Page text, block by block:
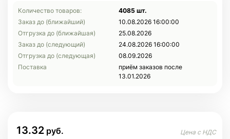
Количество товаров:
4085 шт.
Заказ до (ближайший)
10.08.2026 16:00:00
Отгрузка до (ближайшая)
25.08.2026
Заказ до (следующий)
24.08.2026 16:00:00
Отгрузка до (следующая)
08.09.2026
Поставка
приём заказов после
13.01.2026
13.32